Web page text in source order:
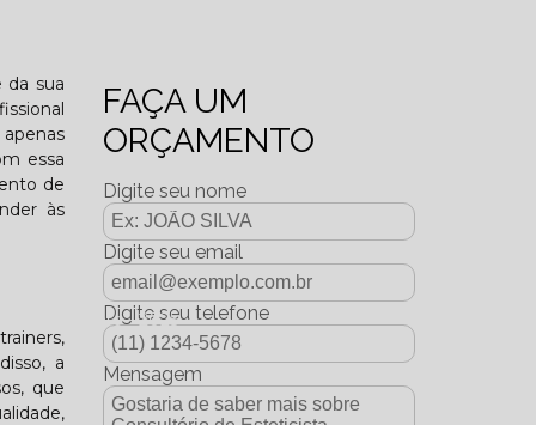
Dezembro - 2025
da sua
essa
de
às
a
que
FAÇA UM
ORÇAMENTO
Digite seu nome
Digite seu email
Digite seu telefone
Mensagem